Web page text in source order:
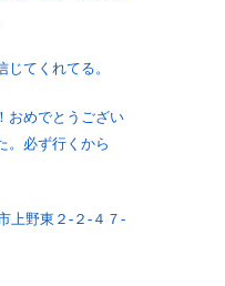
てくれてる。
めでとうござい
。必ず行くから
野東２-２-４７-